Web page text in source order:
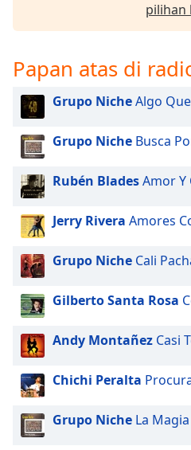
pilihan
Papan atas di
Grupo NicheAlgo
Grupo Niche Busca
Rubén BladesAmor Y
Jerry Rivera Amores
Grupo Niche Cali
Gilberto Santa Rosa
Andy Montañez Casi
Chichi Peralta
Grupo Niche La